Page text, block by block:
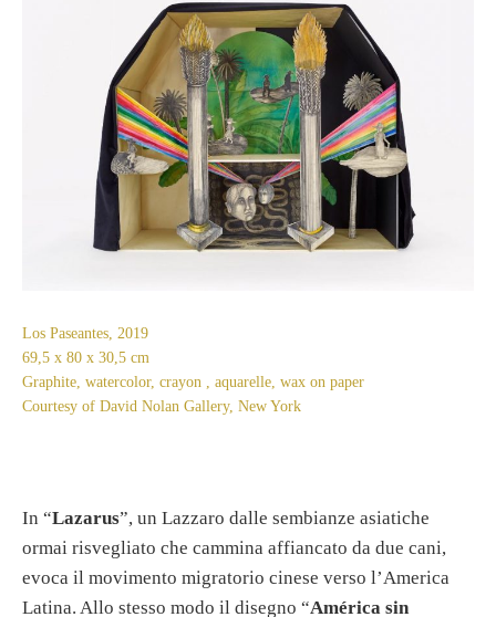
Los Paseantes, 2019
69,5 x 80 x 30,5 cm
Graphite, watercolor, crayon , aquarelle, wax on paper
Courtesy of David Nolan Gallery, New York
In “Lazarus”, un Lazzaro dalle sembianze asiatiche
ormai risvegliato che cammina affiancato da due cani,
evoca il movimento migratorio cinese verso l’America
Latina. Allo stesso modo il disegno “América sin